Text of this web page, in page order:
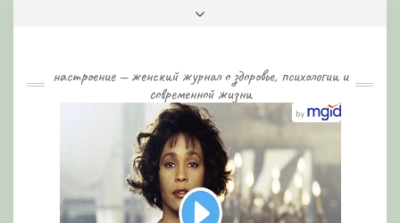
настроение — женский журнал о здоровье, психологии и
современной жизни